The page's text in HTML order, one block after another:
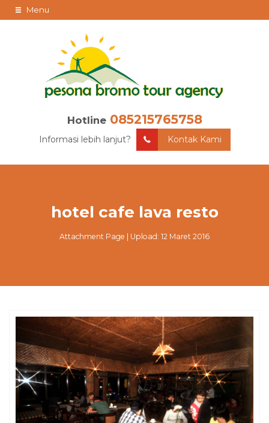
Menu
Hotline 085215765758
Informasi lebih lanjut? Kontak Kami
hotel cafe lava resto
Attachment Page | Upload: 12 Maret 2016